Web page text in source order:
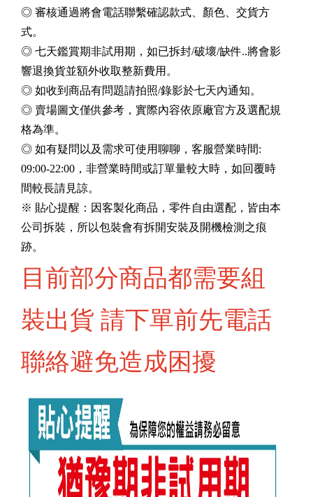
◎ 審核通過將會電話聯繫確認款式、顏色、交貨方
式。
◎ 七天鑑賞期非試用期，如已拆封/破壞/缺件..將會影
響退換貨並額外收取整新費用。
◎ 如收到商品有問題請拍照/錄影於七天內通知。
◎ 賣場圖文僅供參考，實際內容依原廠官方及選配規
格為準。
◎ 如有疑問以及需求可使用聊聊，客服營業時間:
09:00-22:00，非營業時間或訂單量較大時，如回覆時
間較長請見諒。
※ 貼心提醒：因客製化商品，零件自由選配，皆由本
公司拆裝，所以包裝會有拆開安裝及開機檢測之痕
跡。
目前部分商品都需要組
裝出貨 請下單前先電話
聯絡避免造成困擾